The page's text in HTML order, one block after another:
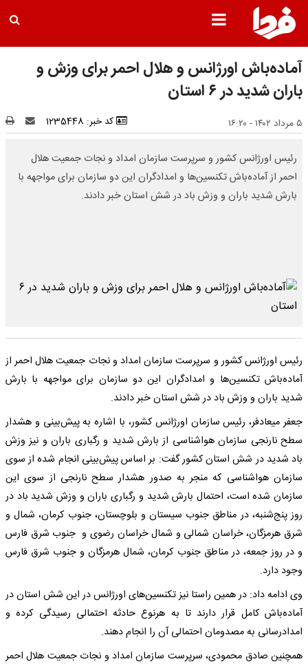
آماده‌باش اورژانس و هلال احمر برای وزش و
باران شدید در ۶ استان
۵ مرداد ۱۴۰۲ - ۱۶:۲۰ کد خبر: 1235448
رئیس اورژانس کشور و سرپرست سازمان امداد و نجات جمعیت هلال
احمر از آماده‌باش تکنسین‌ها و امدادگران این دو سازمان برای مواجهه با
بارش شدید باران و وزش باد در شش استان خبر دادند.
رئیس اورژانس کشور و سرپرست سازمان امداد و نجات جمعیت هلال احمر از
آماده‌باش تکنسین‌ها و امدادگران این دو سازمان برای مواجهه با بارش
شدید باران و وزش باد در شش استان خبر دادند.
جعفر میعادفر، رئیس سازمان اورژانس کشور، با اشاره به پیش‌بینی و هشدار
سطح نارنجی سازمان هواشناسی از بارش شدید و رگباری باران و نیز وزش
باد شدید در شش استان کشور گفت: بر اساس پیش‌بینی انجام شده از سوی
سازمان هواشناسی که منجر به صدور هشدار سطح نارنجی از سوی این
سازمان شده است، احتمال بارش شدید و رگباری باران و وزش شدید باد در
روز پنج‌شنبه، در مناطق جنوب سیستان و بلوچستان، جنوب کرمان، شمال و
شرق هرمزگان، خراسان شمالی و شمال خراسان رضوی و جنوب شرق فارس
و در روز جمعه، در مناطق جنوب کرمان، شمال هرمزگان و جنوب شرق فارس
وجود دارد.
وی ادامه داد:‌ در همین راستا نیز تکنسین‌های اورژانس در این شش استان در
آماده‌باش کامل قرار دارند تا به هرنوع حادثه احتمالی رسیدگی کرده و
امدادرسانی به مصدومان احتمالی آن را انجام دهند.
همچنین صادق محمودی، سرپرست سازمان امداد و نجات جمعیت هلال احمر